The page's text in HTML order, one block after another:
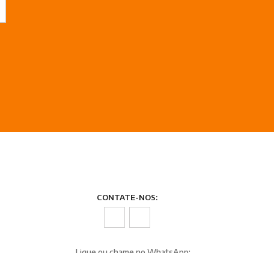
CONTATE-NOS: